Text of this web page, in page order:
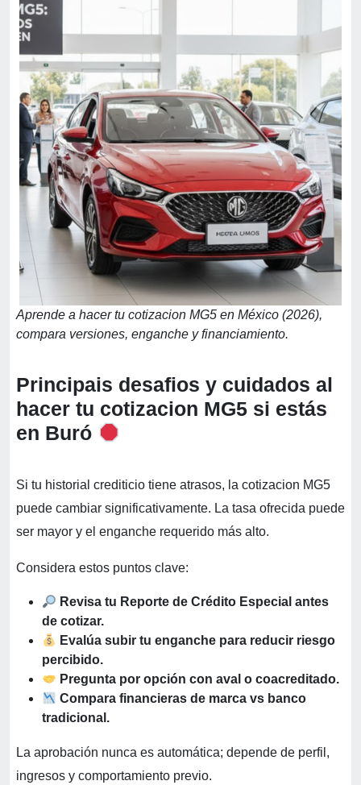
Aprende a hacer tu cotizacion MG5 en México (2026),
compara versiones, enganche y financiamiento.
Principais desafios y cuidados al
hacer tu cotizacion MG5 si estás
en Buró
Si tu historial crediticio tiene atrasos, la cotizacion MG5
puede cambiar significativamente. La tasa ofrecida puede
ser mayor y el enganche requerido más alto.
Considera estos puntos clave:
Revisa tu Reporte de Crédito Especial antes
de cotizar.
Evalúa subir tu enganche para reducir riesgo
percibido.
Pregunta por opción con aval o coacreditado.
Compara financieras de marca vs banco
tradicional.
La aprobación nunca es automática; depende de perfil,
ingresos y comportamiento previo.